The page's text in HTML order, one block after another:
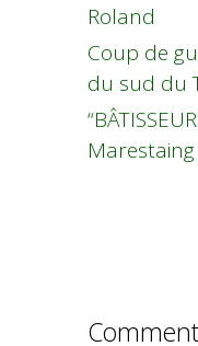
Roland
Coup de
du sud du
Marestaing